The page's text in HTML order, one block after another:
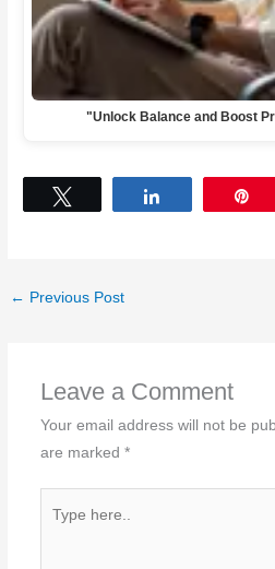
"Unlock Balance and Boost
← Previous Post
Leave a Comment
Your email address will not be
are marked *
here..